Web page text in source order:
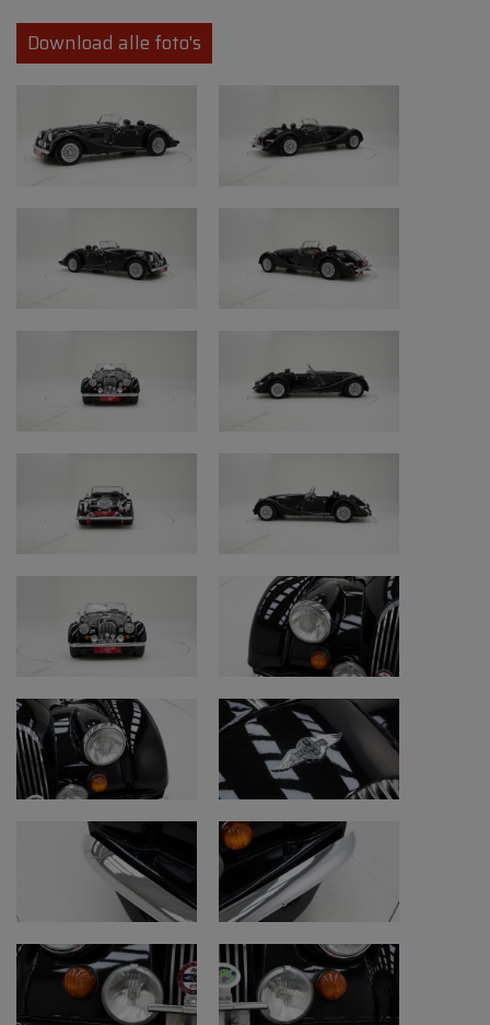
bijzonder directe rijervaring waarbij het
geluid van de V8-motor centraal staat.
iconische lijnvoering en steeds zeldzamere
aanwezigheid op de markt blijft de Morgan
pure klassieke sportwagens.
Deze Morgan +8 combineert de charme van
een klassieke Britse roadster met het
die vandaag nog nauwelijks terug te vinden
is in moderne sportwagens.
Ons inspectieteam van Oldtimerfarm heeft
opgesteld met onderstaande bevindingen.
• Model: +8
• Bouwjaar: 1978
• Datum eerste inschrijving: 24/05/1978
• Motor: 3.528 cc V8
• Transmissie: Manuele versnellingsbak (5
versnellingen)
• Kleur: Black
• Kilometerstand: 24.788 km (afgelezen
kilometerstand)
• Chassisnummer: R8402
Staat en aandachtspunten
• Restauratie en originaliteit: oudere
originele staat
Download alle foto's